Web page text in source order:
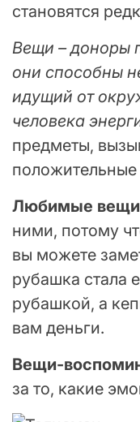
становятся
Вещи – доноры
они способны
идущий от
человека
предметы,
Любимые
ними, потому
вы можете
рубашка стала
рубашкой, а
вам деньги.
Вещи-
за то, какие